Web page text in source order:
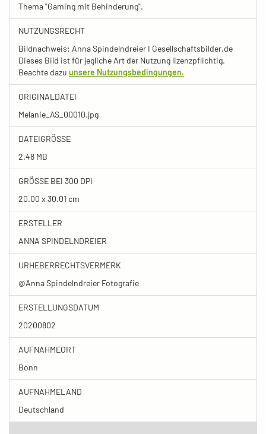
Thema "Gaming mit Behinderung".
NUTZUNGSRECHT
Bildnachweis: Anna Spindelndreier I Gesellschaftsbilder.de
Dieses Bild ist für jegliche Art der Nutzung lizenzpflichtig.
Beachte dazu unsere Nutzungsbedingungen.
ORIGINALDATEI
Melanie_AS_00010.jpg
DATEIGRÖSSE
2.48 MB
GRÖSSE BEI 300 DPI
20.00 x 30.01 cm
ERSTELLER
ANNA SPINDELNDREIER
URHEBERRECHTSVERMERK
@Anna Spindelndreier Fotografie
ERSTELLUNGSDATUM
20200802
AUFNAHMEORT
Bonn
AUFNAHMELAND
Deutschland